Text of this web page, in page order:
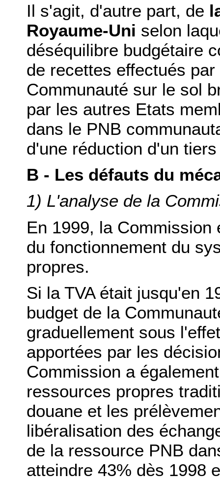
Il s'agit, d'autre part, de
Royaume-Uni selon
déséquilibre budgétaire
de recettes effectués
Communauté sur le sol
par les autres Etats
dans le PNB
d'une réduction d'un
B - Les défauts du
1) L'analyse de la
En 1999, la Commission
du fonctionnement du
propres.
Si la TVA était jusqu'en
budget de la
graduellement sous
apportées par les
Commission a
ressources propres
douane et les
libéralisation des
de la ressource PNB
atteindre 43% dès 1998